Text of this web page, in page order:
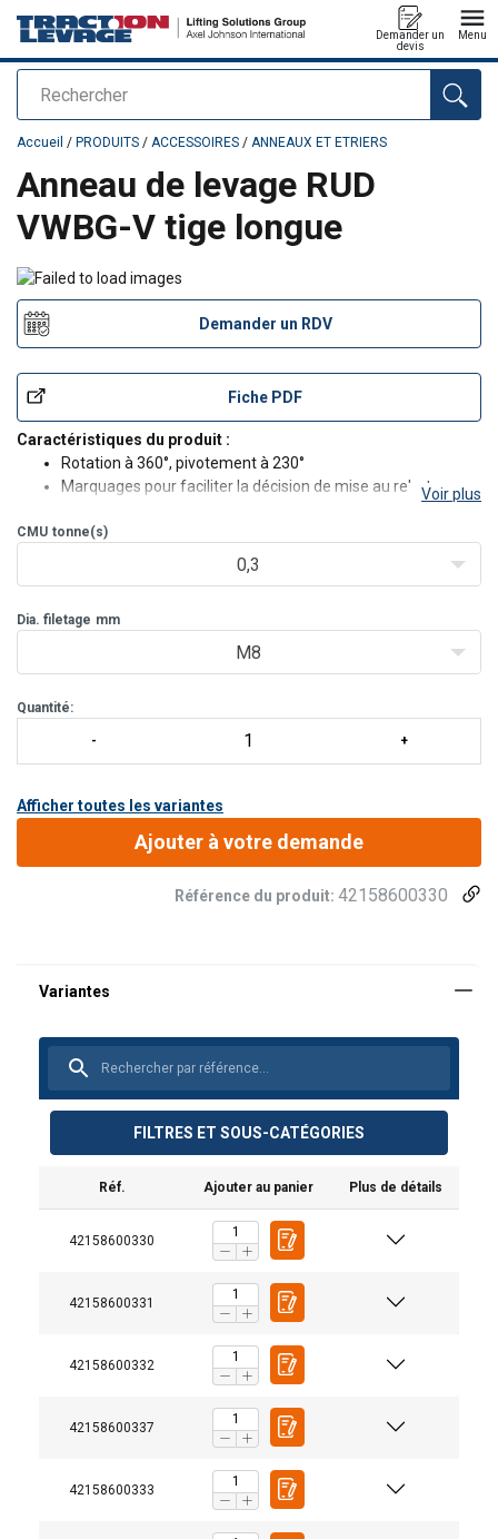
Rechercher
Demander un
devis
Menu
Ajouté au panier
Accueil / PRODUITS / ACCESSOIRES / ANNEAUX ET ETRIERS
Anneau de levage RUD
VWBG-V tige longue
Demander un RDV
Fiche PDF
Caractéristiques du produit :
Rotation à 360°, pivotement à 230°
Marquages pour faciliter la décision de mise au rebutVoir plus
CMU tonne(s)
0,3
Dia. filetage mm
M8
Quantité:
Afficher toutes les variantes
Ajouter à votre demande
Référence du produit: 42158600330
FILTRES ET SOUS-CATÉGORIES
Réf. Ajouter au panier Plus de détails
42158600330
42158600331
42158600332
42158600337
42158600333